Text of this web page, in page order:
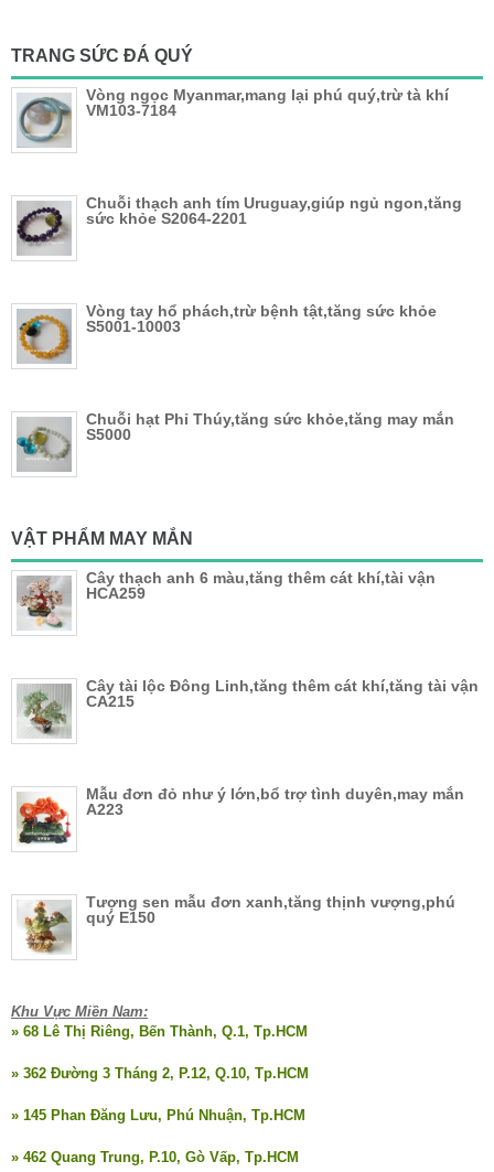
TRANG SỨC ĐÁ QUÝ
Vòng ngọc Myanmar,mang lại phú quý,trừ tà khí
VM103-7184
Chuỗi thạch anh tím Uruguay,giúp ngủ ngon,tăng
sức khỏe S2064-2201
Vòng tay hổ phách,trừ bệnh tật,tăng sức khỏe
S5001-10003
Chuỗi hạt Phỉ Thúy,tăng sức khỏe,tăng may mắn
S5000
VẬT PHẨM MAY MẮN
Cây thạch anh 6 màu,tăng thêm cát khí,tài vận
HCA259
Cây tài lộc Đông Linh,tăng thêm cát khí,tăng tài vận
CA215
Mẫu đơn đỏ như ý lớn,bổ trợ tình duyên,may mắn
A223
Tượng sen mẫu đơn xanh,tăng thịnh vượng,phú
quý E150
Khu Vực Miền Nam:
» 68 Lê Thị Riêng, Bến Thành, Q.1, Tp.HCM
» 362 Đường 3 Tháng 2, P.12, Q.10, Tp.HCM
» 145 Phan Đăng Lưu, Phú Nhuận, Tp.HCM
» 462 Quang Trung, P.10, Gò Vấp, Tp.HCM